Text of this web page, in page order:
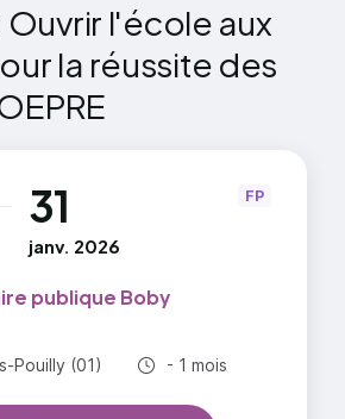
Ouvrir l'école aux
la réussite des
31
janv. 2026
publique Boby
Pouilly (01) Durée totale :
- 1 mois
FP